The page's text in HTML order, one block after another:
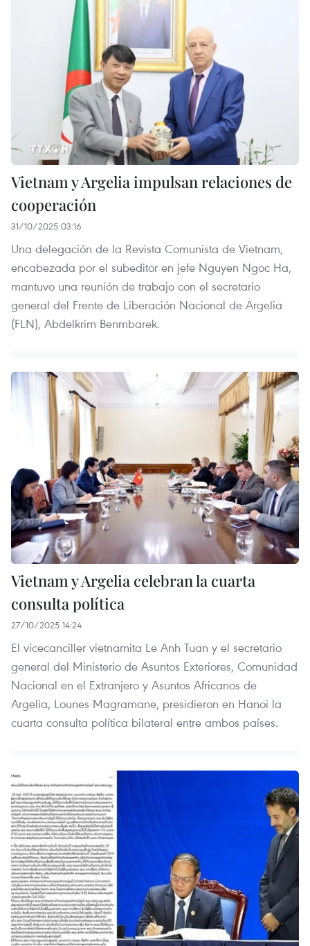
Vietnam y Argelia impulsan relaciones de
cooperación
31/10/2025 03:16
Una delegación de la Revista Comunista de Vietnam,
encabezada por el subeditor en jefe Nguyen Ngoc Ha,
mantuvo una reunión de trabajo con el secretario
general del Frente de Liberación Nacional de Argelia
(FLN), Abdelkrim Benmbarek.
Vietnam y Argelia celebran la cuarta
consulta política
27/10/2025 14:24
El vicecanciller vietnamita Le Anh Tuan y el secretario
general del Ministerio de Asuntos Exteriores, Comunidad
Nacional en el Extranjero y Asuntos Africanos de
Argelia, Lounes Magramane, presidieron en Hanoi la
cuarta consulta política bilateral entre ambos países.